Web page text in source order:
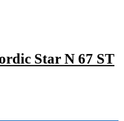
Star N 67 ST